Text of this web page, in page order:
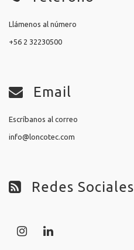
Llámenos al número
+56 2 32230500
Email
Escríbanos al correo
info@loncotec.com
Redes Sociales